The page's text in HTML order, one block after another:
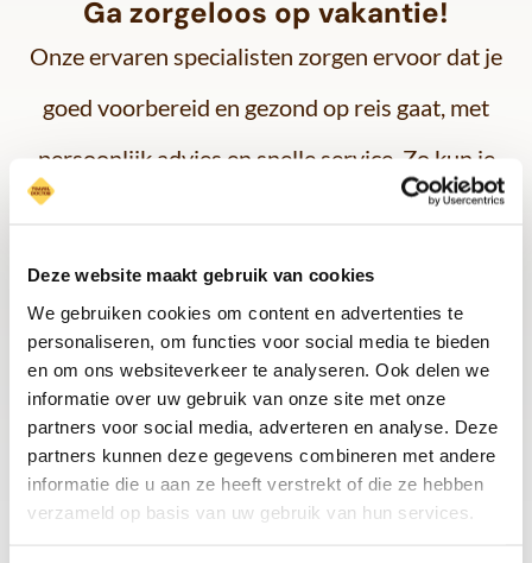
Deze website maakt gebruik van cookies
We gebruiken cookies om content en advertenties te
personaliseren, om functies voor social media te bieden
en om ons websiteverkeer te analyseren. Ook delen we
informatie over uw gebruik van onze site met onze
partners voor social media, adverteren en analyse. Deze
partners kunnen deze gegevens combineren met andere
informatie die u aan ze heeft verstrekt of die ze hebben
verzameld op basis van uw gebruik van hun services.
Ga zorgeloos op vakantie!
Onze ervaren specialisten zorgen ervoor dat je
goed voorbereid en gezond op reis gaat, met
persoonlijk advies en snelle service. Zo kun je
met een gerust hart genieten van je avonturen
Plan je vaccinatieafspraak vandaag nog!